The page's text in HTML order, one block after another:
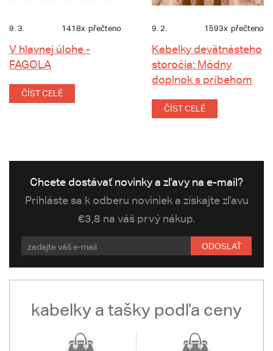
9. 3. 1418x přečteno
V hlavnej úlohe -
FAGOLA
ČÍST CELÉ
9. 2. 1593x přečteno
Kabelky devätnásteho
storočia: Módny
doplnok s príbehom
ČÍST CELÉ
Chcete dostávať novinky a zľavy na e-mail?
Prihláste sa k odberu noviniek a získajte zľavu
€3,8 na váš prvý nákup.
ODOSLAŤ
kabelky a tašky podľa ceny